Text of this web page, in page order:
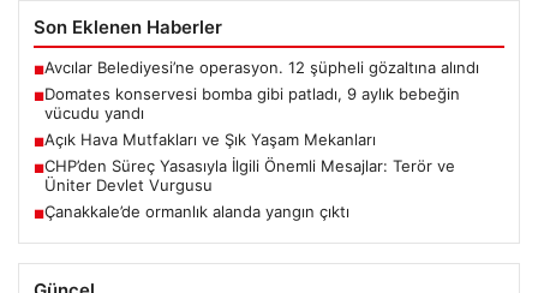
Son Eklenen Haberler
■Avcılar Belediyesi’ne operasyon. 12 şüpheli gözaltına alındı
■Domates konservesi bomba gibi patladı, 9 aylık bebeğin
vücudu yandı
■Açık Hava Mutfakları ve Şık Yaşam Mekanları
■CHP’den Süreç Yasasıyla İlgili Önemli Mesajlar: Terör ve
Üniter Devlet Vurgusu
■Çanakkale’de ormanlık alanda yangın çıktı